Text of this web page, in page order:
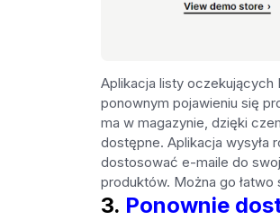
Aplikacja listy oczekujących
ponownym pojawieniu się
ma w magazynie, dzięki
dostępne. Aplikacja wysyła
dostosować e-maile do
produktów. Można go
3. Ponownie